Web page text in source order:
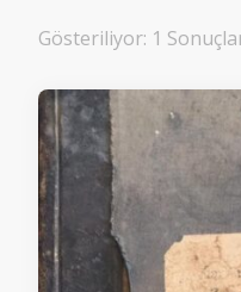
Gösteriliyor: 1